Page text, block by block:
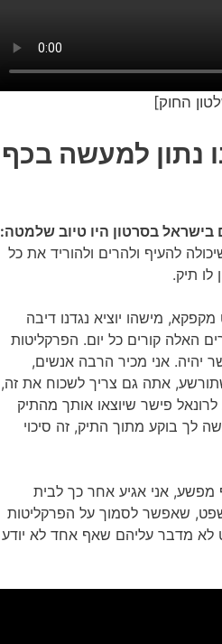
החוק]
נתון למעשה בכף
בישראל בסרטון היו טיוב שלמטה:
להעיף ולהרים ולהוריד את כל
תיק.
מישהו יוציא נגדנו דיבה
האלה קורים כל יום. הפרקליטות
יהיה. אני מכיר הרבה אנשים,
אתה גם צריך לשכוח את זה,
פישר שיוצאו אותך מהתיק
לך בוקע מתוך התיק, זה סיכוי
מפשע, אני אגיע אחר כך לבית
שאפשר לסמוך על הפרקליטות
מדבר עליהם שאף אחד לא יודע